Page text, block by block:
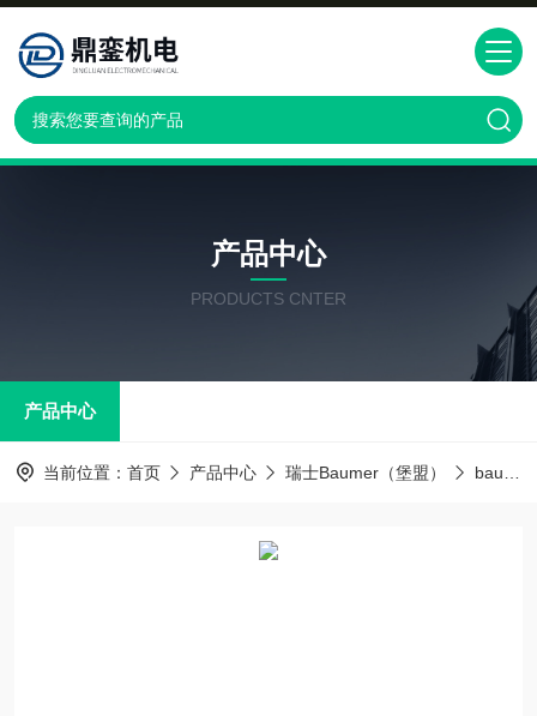
产品中心
PRODUCTS CNTER
产品中心
当前位置： 首页 产品中心 瑞士Baumer（堡盟） baumer传感器